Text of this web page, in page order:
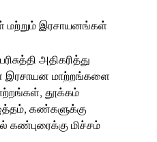
மற்றும் இரசாயனங்கள்
அதிகரித்து
இரசாயன மாற்றங்களை
தூக்கம்
கண்களுக்கு
கண்புரைக்கு மிச்சம்